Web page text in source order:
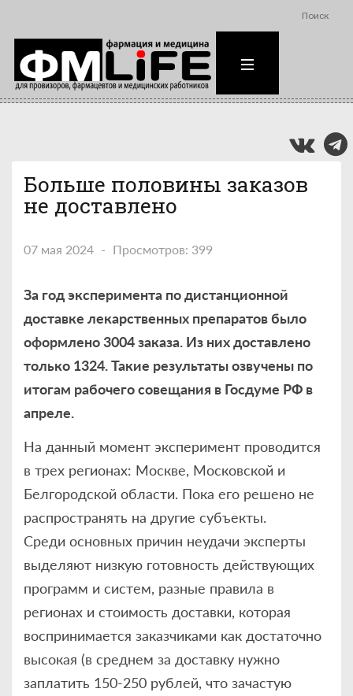
Поиск
Больше половины заказов
не доставлено
07 мая 2024 Просмотров: 399
За годэксперимента по дистанционной
доставке лекарственных препаратов было
оформлено 3004 заказа. Из них доставлено
только 1324. Такие результаты озвучены по
итогам рабочего совещания в Госдуме РФ в
апреле.
На данный момент эксперимент проводится
в трех регионах: Москве, Московской и
Белгородской области. Пока его решено не
распространять на другие субъекты.
Среди основных причин неудачи эксперты
выделяют низкую готовность действующих
программ и систем, разные правила в
регионах и стоимость доставки, которая
воспринимается заказчиками как достаточно
высокая (в среднем за доставку нужно
заплатить 150-250 рублей, что зачастую